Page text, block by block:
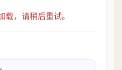
载，请稍后重试。